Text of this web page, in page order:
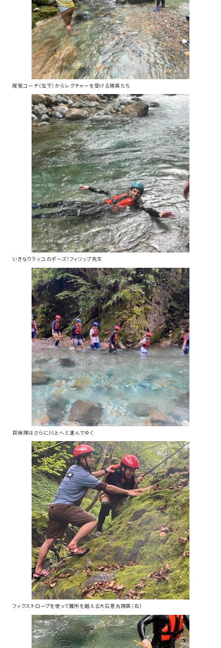
尾張コーチ（左下）からレクチャーを受ける隊員たち
いきなりラッコのポーズ！フィリップ先生
探検隊はさらに川上へと進んでゆく
フィクストロープを使って難所を越える大石意丸隊員（右）